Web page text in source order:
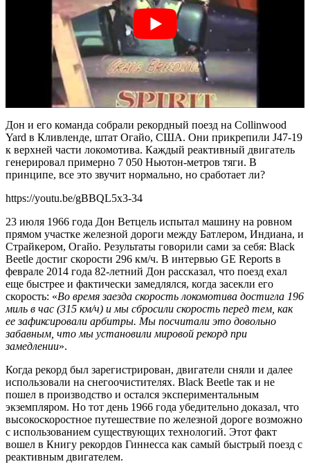
Дон и его команда собрали рекордный поезд на Collinwood
Yard в Кливленде, штат Огайо, США. Они прикрепили J47-19
к верхней части локомотива. Каждый реактивный двигатель
генерировал примерно 7 050 Ньютон-метров тяги. В
принципе, все это звучит нормально, но сработает ли?
https://youtu.be/gBBQL5x3-34
23 июля 1966 года Дон Ветцель испытал машину на ровном
прямом участке железной дороги между Батлером, Индиана, и
Страйкером, Огайо. Результаты говорили сами за себя: Black
Beetle достиг скорости 296 км/ч. В интервью GE Reports в
феврале 2014 года 82-летний Дон рассказал, что поезд ехал
еще быстрее и фактически замедлялся, когда засекли его
скорость: «Во время заезда скорость локомотива достигла 196
миль в час (315 км/ч) и мы сбросили скорость перед тем, как
ее зафиксировали арбитры. Мы посчитали это довольно
забавным, что мы установили мировой рекорд при
замедлении».
Когда рекорд был зарегистрирован, двигатели сняли и далее
использовали на снегоочистителях. Black Beetle так и не
пошел в производство и остался экспериментальным
экземпляром. Но тот день 1966 года убедительно доказал, что
высокоскоростное путешествие по железной дороге возможно
с использованием существующих технологий. Этот факт
вошел в Книгу рекордов Гиннесса как самый быстрый поезд с
реактивным двигателем.